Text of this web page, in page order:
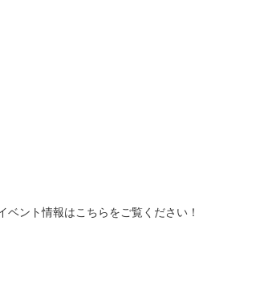
ベント情報はこちらをご覧ください！